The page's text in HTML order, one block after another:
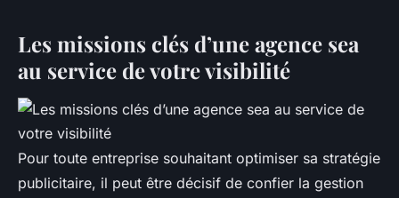
Les missions clés d’une agence sea
au service de votre visibilité
Pour toute entreprise souhaitant optimiser sa stratégie
publicitaire, il peut être décisif de confier la gestion